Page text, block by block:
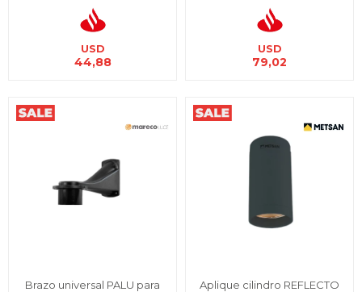
USD
44,88
USD
79,02
Brazo universal PALU para
Aplique cilindro REFLECTO